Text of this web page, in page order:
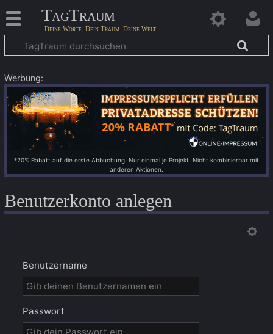
TagTraum
Werbung:
*20% Rabatt auf die erste Abbuchung. Nur einmal je Projekt. Nicht kombinierbar mit
anderen Aktionen.
Benutzerkonto anlegen
Benutzername
Passwort